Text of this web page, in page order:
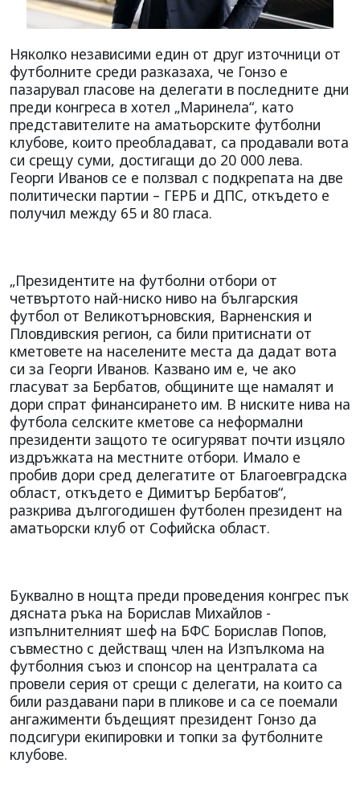
Няколко независими един от друг източници от
футболните среди разказаха, че Гонзо е
пазарувал гласове на делегати в последните дни
преди конгреса в хотел „Маринела“, като
представителите на аматьорските футболни
клубове, които преобладават, са продавали вота
си срещу суми, достигащи до 20 000 лева.
Георги Иванов се е ползвал с подкрепата на две
политически партии – ГЕРБ и ДПС, откъдето е
получил между 65 и 80 гласа.
„Президентите на футболни отбори от
четвъртото най-ниско ниво на българския
футбол от Великотърновския, Варненския и
Пловдивския регион, са били притиснати от
кметовете на населените места да дадат вота
си за Георги Иванов. Казвано им е, че ако
гласуват за Бербатов, общините ще намалят и
дори спрат финансирането им. В ниските нива на
футбола селските кметове са неформални
президенти защото те осигуряват почти изцяло
издръжката на местните отбори. Имало е
пробив дори сред делегатите от Благоевградска
област, откъдето е Димитър Бербатов“,
разкрива дългогодишен футболен президент на
аматьорски клуб от Софийска област.
Буквално в нощта преди проведения конгрес пък
дясната ръка на Борислав Михайлов -
изпълнителният шеф на БФС Борислав Попов,
съвместно с действащ член на Изпълкома на
футболния съюз и спонсор на централата са
провели серия от срещи с делегати, на които са
били раздавани пари в пликове и са се поемали
ангажименти бъдещият президент Гонзо да
подсигури екипировки и топки за футболните
клубове.